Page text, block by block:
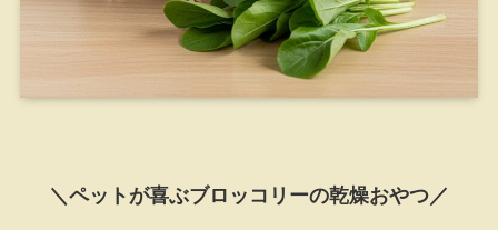
＼ペットが喜ぶブロッコリーの乾燥おやつ／